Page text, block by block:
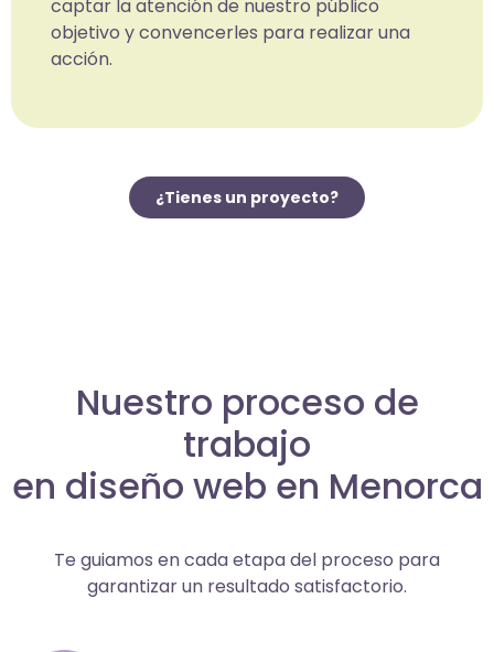
captar la atención de nuestro público
objetivo y convencerles para realizar una
acción.
¿Tienes un proyecto?
Nuestro proceso de
trabajo
en diseño web en Menorca
Te guiamos en cada etapa del proceso para
garantizar un resultado satisfactorio.